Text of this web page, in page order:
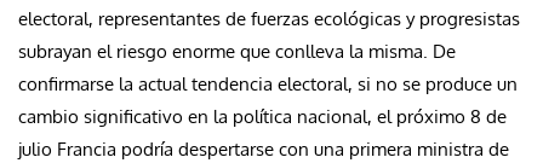
electoral, representantes de fuerzas ecológicas y progresistas
subrayan el riesgo enorme que conlleva la misma. De
confirmarse la actual tendencia electoral, si no se produce un
cambio significativo en la política nacional, el próximo 8 de
julio Francia podría despertarse con una primera ministra de